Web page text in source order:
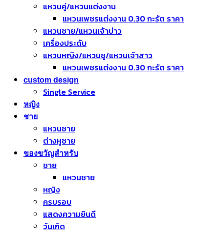
แหวนคู่/แหวนแต่งงาน
แหวนเพชรแต่งงาน 0.30 กะรัต ราคา
แหวนชาย/แหวนเจ้าบ่าว
เครื่องประดับ
แหวนหญิง/แหวนชู/แหวนเจ้าสาว
แหวนเพชรแต่งงาน 0.30 กะรัต ราคา
custom design
Single Service
หญิง
ชาย
แหวนชาย
ต่างหูชาย
ของขวัญสำหรับ
ชาย
แหวนชาย
หญิง
ครบรอบ
แสดงความยินดี
วันเกิด